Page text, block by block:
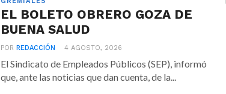
EL BOLETO OBRERO GOZA DE
BUENA SALUD
PORREDACCIÓN 4 AGOSTO, 2026
El Sindicato de Empleados Públicos (SEP), informó
que, ante las noticias que dan cuenta, de la...